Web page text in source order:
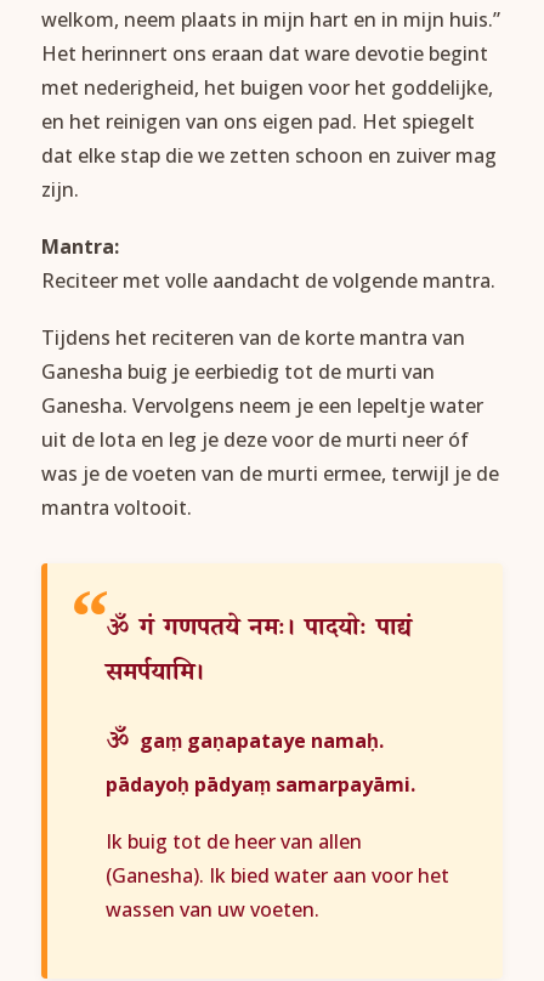
welkom, neem plaats in mijn hart en in mijn huis.”
Het herinnert ons eraan dat ware devotie begint
met nederigheid, het buigen voor het goddelijke,
en het reinigen van ons eigen pad. Het spiegelt
dat elke stap die we zetten schoon en zuiver mag
zijn.
Mantra:
Reciteer met volle aandacht de volgende mantra.
Tijdens het reciteren van de korte mantra van
Ganesha buig je eerbiedig tot de murti van
Ganesha. Vervolgens neem je een lepeltje water
uit de lota en leg je deze voor de murti neer óf
was je de voeten van de murti ermee, terwijl je de
mantra voltooit.
ॐ गं गणपतये नमः। पादयोः पाद्यं
समर्पयामि।
ॐ gaṃ gaṇapataye namaḥ.
pādayoḥ pādyaṃ samarpayāmi.
Ik buig tot de heer van allen
(Ganesha). Ik bied water aan voor het
wassen van uw voeten.